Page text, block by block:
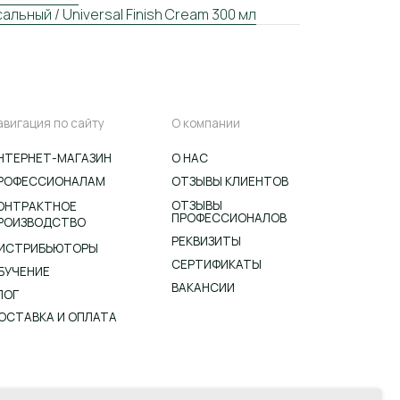
/ Universal Finish Cream 300 мл
О НАС
ВАКАНСИИ
Согласие на обработку
персональных данных